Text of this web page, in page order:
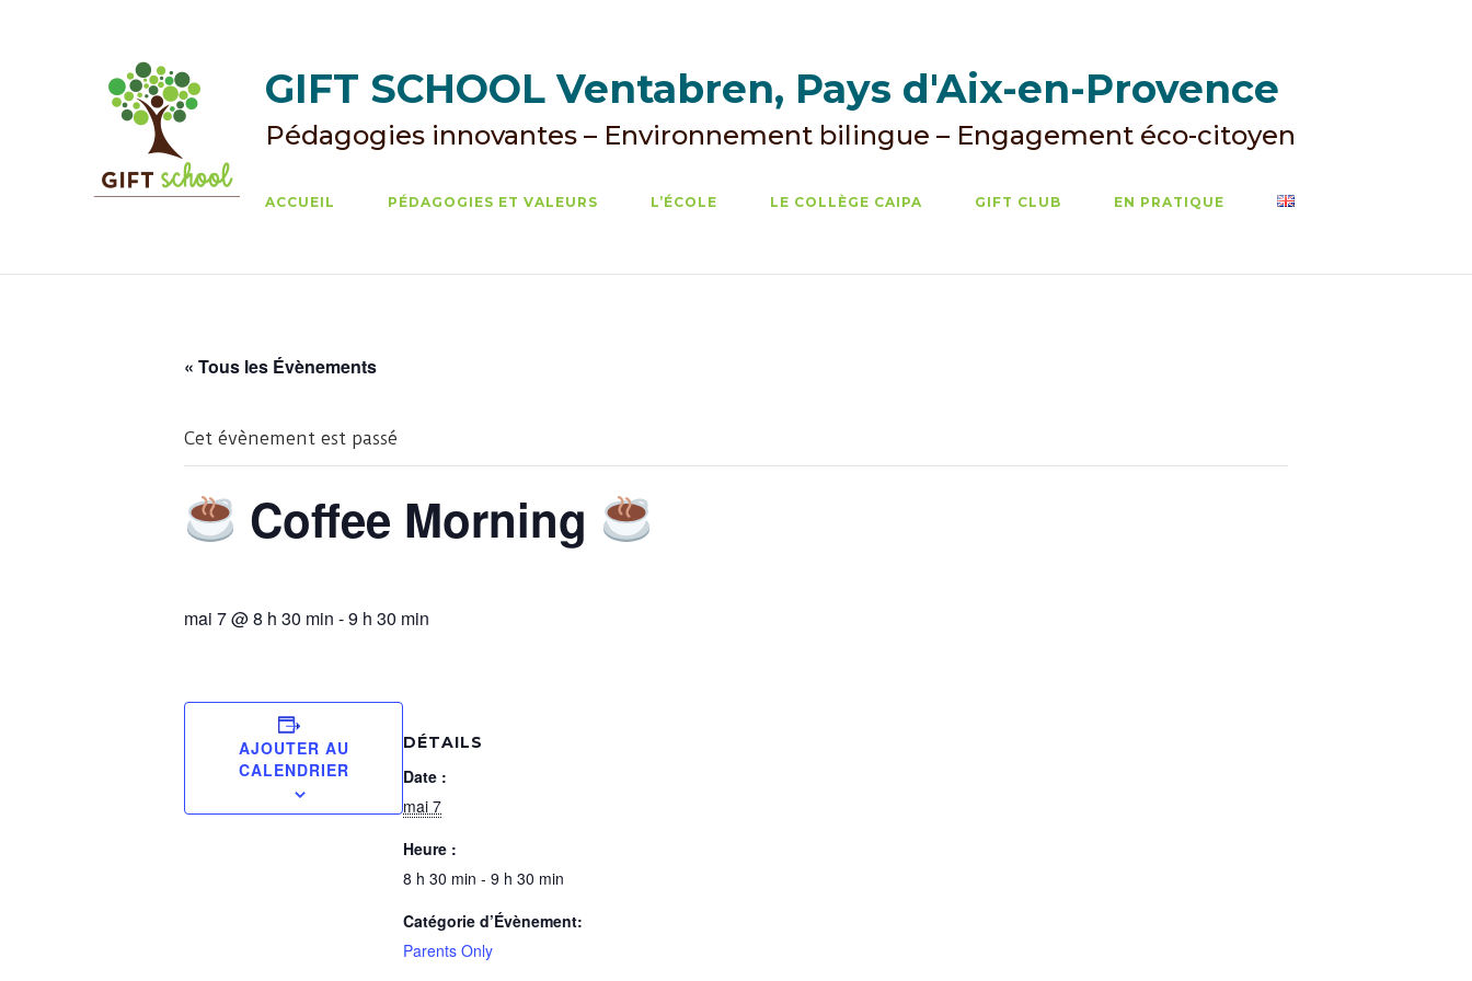
GIFT SCHOOL Ventabren, Pays d'Aix-en-Provence
Pédagogies innovantes – Environnement bilingue – Engagement éco-citoyen
ACCUEIL PÉDAGOGIES ET VALEURS L’ÉCOLE LE COLLÈGE CAIPA GIFT CLUB EN PRATIQUE
« Tous les Évènements
Cet évènement est passé
Coffee Morning
mai 7 @ 8 h 30 min -9 h 30 min
AJOUTER AU
CALENDRIER
DÉTAILS
Date :
mai 7
Heure :
8 h 30 min - 9 h 30 min
Catégorie d’Évènement:
Parents Only